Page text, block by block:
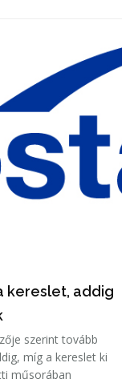
kereslet, addig
szerint tovább
míg a kereslet ki